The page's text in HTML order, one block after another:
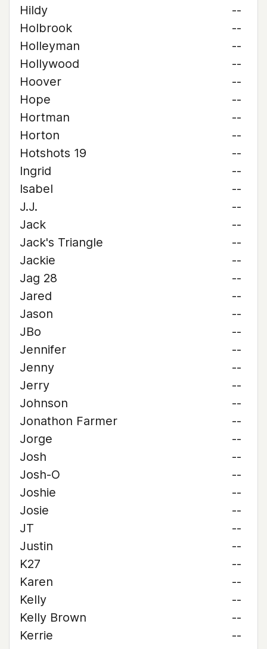
Hildy
--
Holbrook
--
Holleyman
--
Hollywood
--
Hoover
--
Hope
--
Hortman
--
Horton
--
Hotshots 19
--
Ingrid
--
Isabel
--
J.J.
--
Jack
--
Jack's Triangle
--
Jackie
--
Jag 28
--
Jared
--
Jason
--
JBo
--
Jennifer
--
Jenny
--
Jerry
--
Johnson
--
Jonathon Farmer
--
Jorge
--
Josh
--
Josh-O
--
Joshie
--
Josie
--
JT
--
Justin
--
K27
--
Karen
--
Kelly
--
Kelly Brown
--
Kerrie
--